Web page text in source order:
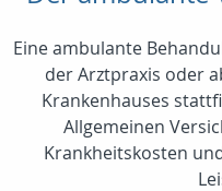
Eine ambulante
der Arztpraxis oder
Krankenhauses
Allgemeinen
Krankheitskosten